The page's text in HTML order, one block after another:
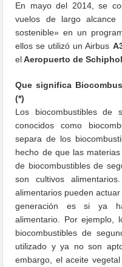
En mayo del 2014, se
vuelos de largo alcance
sostenible» en un
ellos se utilizó un Airbus
elAeropuerto de
Que significa
(*)
Los biocombustibles de
conocidos como
separa de los
hecho de que las
de biocombustibles de
son cultivos
alimentarios pueden
generación es si ya
alimentario. Por ejemplo,
biocombustibles de
utilizado y ya no son
embargo, el aceite